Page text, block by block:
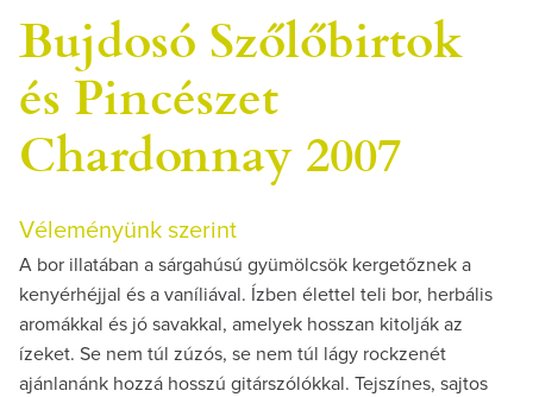
Bujdosó Szőlőbirtok
és Pincészet
Chardonnay 2007
Véleményünk szerint
A bor illatában a sárgahúsú gyümölcsök kergetőznek a
kenyérhéjjal és a vaníliával. Ízben élettel teli bor, herbális
aromákkal és jó savakkal, amelyek hosszan kitolják az
ízeket. Se nem túl zúzós, se nem túl lágy rockzenét
ajánlanánk hozzá hosszú gitárszólókkal. Tejszínes, sajtos